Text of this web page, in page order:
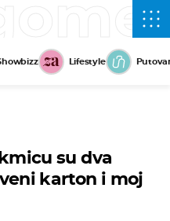
Lifestyle
su dva
karton i moj